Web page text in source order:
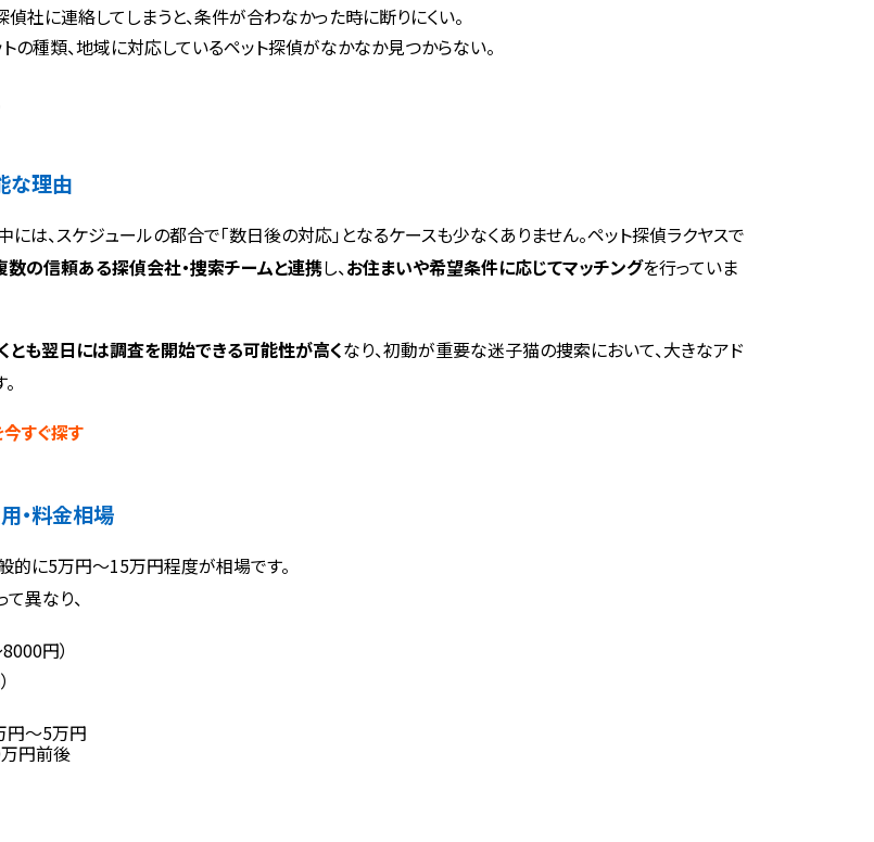
偵社に連絡してしまうと、条件が合わなかった時に断りにくい。
の種類、地域に対応しているペット探偵がなかなか見つからない。
な理由
は、スケジュールの都合で「数日後の対応」となるケースも少なくありません。ペット探偵ラクヤスで
数の信頼ある探偵会社・捜索チームと連携し、お住まいや希望条件に応じてマッチングを行っていま
とも翌日には調査を開始できる可能性が高くなり、初動が重要な迷子猫の捜索において、大きなアド
すぐ探す
・料金相場
的に5万円〜15万円程度が相場です。
異なり、
円）
円〜5万円
円前後